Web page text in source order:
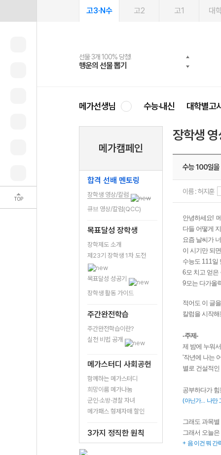
TOP
고3·N수 고2 고1 대
선물 3개 100% 당첨!
행운의 선물 뽑기
선물 100% 증정!
메가스터디 X 올리브
여름방학 스터디 캐시백
메가런 썸머스쿨
2027 러셀 단과
강사 공개선발
스마트러닝앱
설문 EVENT
메가패스
3일 무료 체험권
메가패스 수강생 무료혜택!
메가클럽 멤버십
사회공헌 캠페인
희망이룸 메가나눔
메가선생님 수능·내신 대학별고
메가캠페인
합격 선배 멘토링
장학생 영상/칼럼
큐브 영상/칼럼(QCC)
목표달성 장학생
장학제도 소개
제23기 장학생 1차 도전
목표달성 성공기
장학생 활동 가이드
주간완전학습
주간완전학습이란?
실천 비법 공개
메가스터디 사회공헌
함께하는 메가스터디
희망이룸 메가나눔
군인·소방·경찰 자녀
메가패스 형제자매 할인
3가지 정직한 원칙
장학생
수능 100일을
이름 : 허지훈
안녕하세요!
다들 어떻게
요즘 날씨가
이 시기만 되
수능도 111일
6모 치고 얻은
9모는 다가올
적어도 이 글
칼럼을 시작
-주제 -
제 밤에 누워
'작년에 나는
별로 건설적
공부하다가
(아닌가... 나만
그래도 과목
그래서 오늘
+ 음 이건 뭐 간